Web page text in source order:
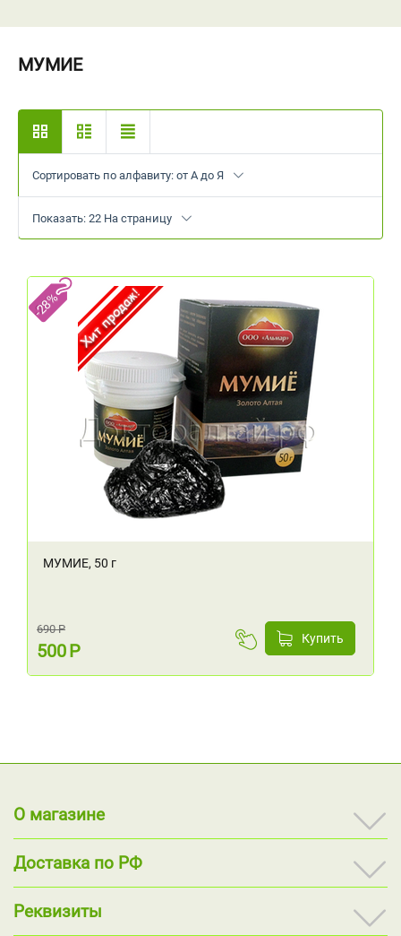
МУМИЕ
Сортировать по алфавиту: от А до Я
Показать: 22 На страницу
-28%
МУМИЕ, 50 г
690 Р
500 Р
Купить
О магазине
Доставка по РФ
Реквизиты